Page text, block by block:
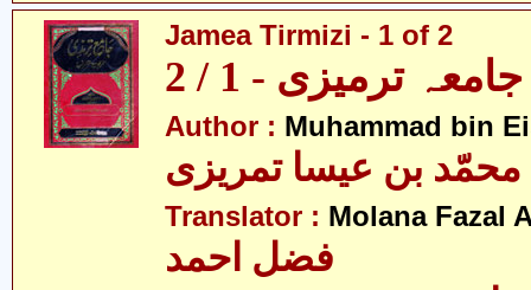
Jamea Tirmizi - 1 of 2
جامعہ ترمیزی - 1 / 2
Author : Muhammad bin
Translator : Molana Fazal
فضل احمد